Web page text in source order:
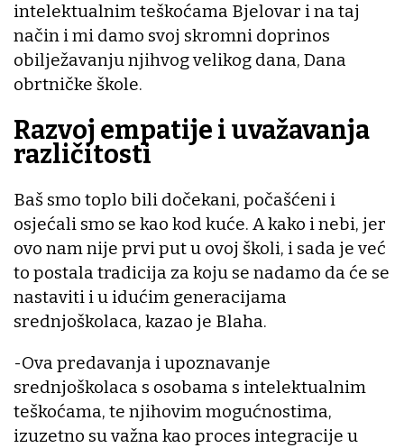
intelektualnim teškoćama Bjelovar i na taj
način i mi damo svoj skromni doprinos
obilježavanju njihvog velikog dana, Dana
obrtničke škole.
Razvoj empatije i uvažavanja
različitosti
Baš smo toplo bili dočekani, počašćeni i
osjećali smo se kao kod kuće. A kako i nebi, jer
ovo nam nije prvi put u ovoj školi, i sada je već
to postala tradicija za koju se nadamo da će se
nastaviti i u idućim generacijama
srednjoškolaca, kazao je Blaha.
-Ova predavanja i upoznavanje
srednjoškolaca s osobama s intelektualnim
teškoćama, te njihovim mogućnostima,
izuzetno su važna kao proces integracije u